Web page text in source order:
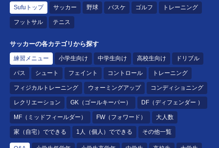
Sufuトップ サッカー 野球 バスケ ゴルフ トレーニング
フットサル テニス
サッカーの各カテゴリから探す
練習メニュー 小学生向け 中学生向け 高校生向け ドリブル
パス シュート フェイント コントロール トレーニング
フィジカルトレーニング ウォーミングアップ コンディショニング
レクリエーション GK（ゴールキーパー） DF（ディフェンダー ）
MF（ミッドフィールダー） FW（フォワード） 大人数
家（自宅）でできる 1人（個人）でできる その他一覧